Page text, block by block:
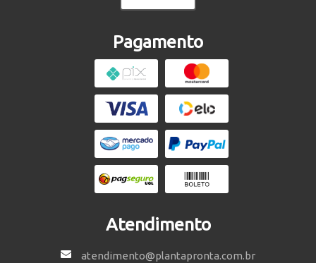
Pagamento
Atendimento
atendimento@plantapronta.com.br